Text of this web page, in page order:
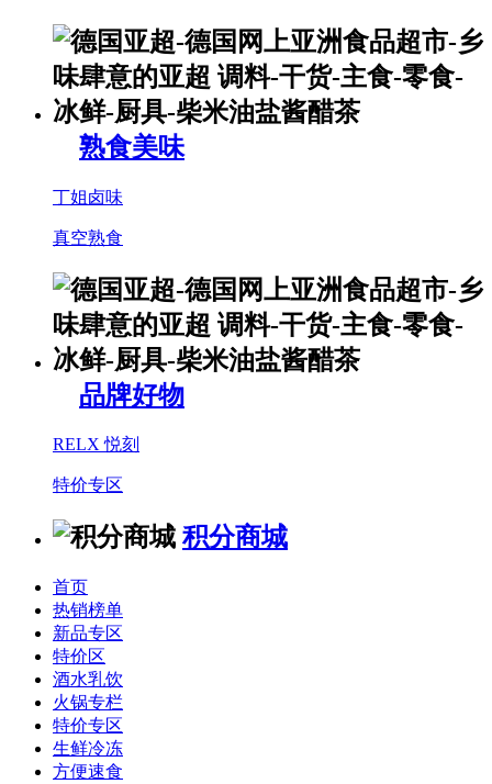
熟食美味
丁姐卤味
真空熟食
品牌好物
RELX 悦刻
特价专区
积分商城
首页
热销榜单
新品专区
特价区
酒水乳饮
火锅专栏
特价专区
生鲜冷冻
方便速食